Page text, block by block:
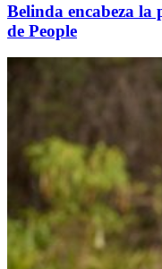
Belinda encabeza la
de People